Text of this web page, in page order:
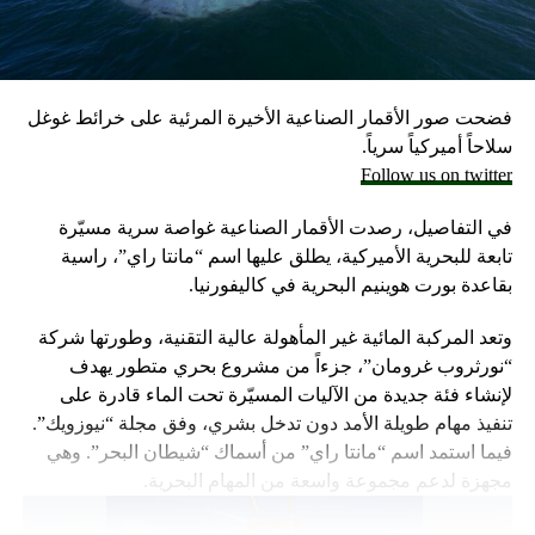
وكانت وزارة الخارجية أرجأت في مايو، فقط تسليم قنابل زنة
2000 رطل و500 رطل إلى إسرائيل بسبب مخاوف بشأن سقوط
ضحايا من المدنيين في مدينة رفح.
إلا أن نتنياهو خرج الأسبوع المضي بتصريحات نارية، ومفاجئة
حول مماطلة أميركا في تسليم تل أبيب أسلحة
ما أثار حفيظة البيت الأبيض الذي وصف تلك التصريحات بالمخيبة
للآمال.
فضحت صور الأقمار الصناعية الأخيرة المرئية على خرائط غوغل
سلاحاً أميركياً سرياً.
Follow us on twitter
في التفاصيل، رصدت الأقمار الصناعية غواصة سرية مسيّرة
تابعة للبحرية الأميركية، يطلق عليها اسم “مانتا راي”، راسية
بقاعدة بورت هوينيم البحرية في كاليفورنيا.
وتعد المركبة المائية غير المأهولة عالية التقنية، وطورتها شركة
“نورثروب غرومان”، جزءاً من مشروع بحري متطور يهدف
لإنشاء فئة جديدة من الآليات المسيّرة تحت الماء قادرة على
تنفيذ مهام طويلة الأمد دون تدخل بشري، وفق مجلة “نيوزويك”.
فيما استمد اسم “مانتا راي” من أسماك “شيطان البحر”. وهي
مجهزة لدعم مجموعة واسعة من المهام البحرية.